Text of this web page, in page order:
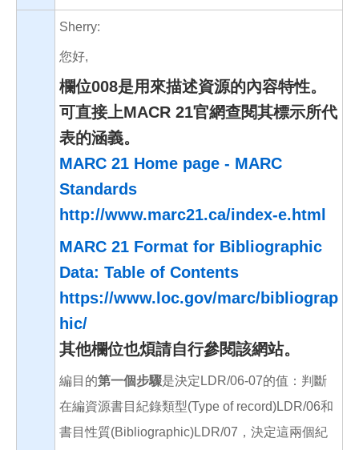
Sherry:
您好,
欄位008是用來描述資源的內容特性。
可直接上MACR 21官網查閱其標示所代
表的涵義。
MARC 21 Home page - MARC
Standards
http://www.marc21.ca/index-e.html
MARC 21 Format for Bibliographic
Data: Table of Contents
https://www.loc.gov/marc/bibliograp
hic/
其他欄位也煩請自行參閱該網站。
編目的第一個步驟是決定LDR/06-07的值：判斷
在編資源書目紀錄類型(Type of record)LDR/06和
書目性質(Bibliographic)LDR/07，決定這兩個紀